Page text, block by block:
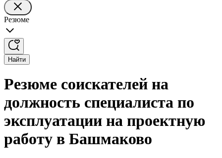
Резюме
Найти
Резюме соискателей на
должность специалиста по
эксплуатации на проектную
работу в Башмаково